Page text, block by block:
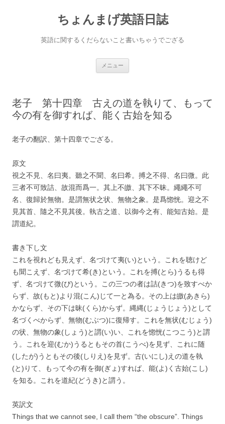
ちょんまげ英語日誌
英語に関するくだらないこと書いちゃうでござる
メニュー
へ
ス
キ
ッ
老子 第十四章 古えの道を執りて、もって
今の有を御すれば、能く古始を知る
老子の翻訳、第十四章でござる。
原文
視之不見、名曰夷。聽之不聞、名曰希。搏之不得、名曰微。此
三者不可致詰、故混而爲一。其上不皦、其下不昧。繩繩不可
名、復歸於無物。是謂無状之状、無物之象。是爲惚恍。迎之不
見其首、隨之不見其後。執古之道、以御今之有、能知古始。是
謂道紀。
書き下し文
これを視れども見えず、名づけて夷(い)という。これを聴けど
も聞こえず、名づけて希(き)という。これを搏(とら)うるも得
ず、名づけて微(び)という。この三つの者は詰(きつ)を致すべか
らず、故(もと)より混(こん)じて一と為る。その上は皦(あきら)
かならず、その下は昧(くら)からず。縄縄(じょうじょう)として
名づくべからず、無物(むぶつ)に復帰す。これを無状(むじょう)
の状、無物の象(しょう)と謂(い)い、これを惚恍(こつこう)と謂
う。これを迎(むか)うるともその首(こうべ)を見ず、これに随
(したが)うともその後(しりえ)を見ず。古(いにし)えの道を執
(と)りて、もって今の有を御(ぎょ)すれば、能(よ)く古始(こし)
を知る。これを道紀(どうき)と謂う。
英訳文
Things that we cannot see, I call them “the obscure”. Things